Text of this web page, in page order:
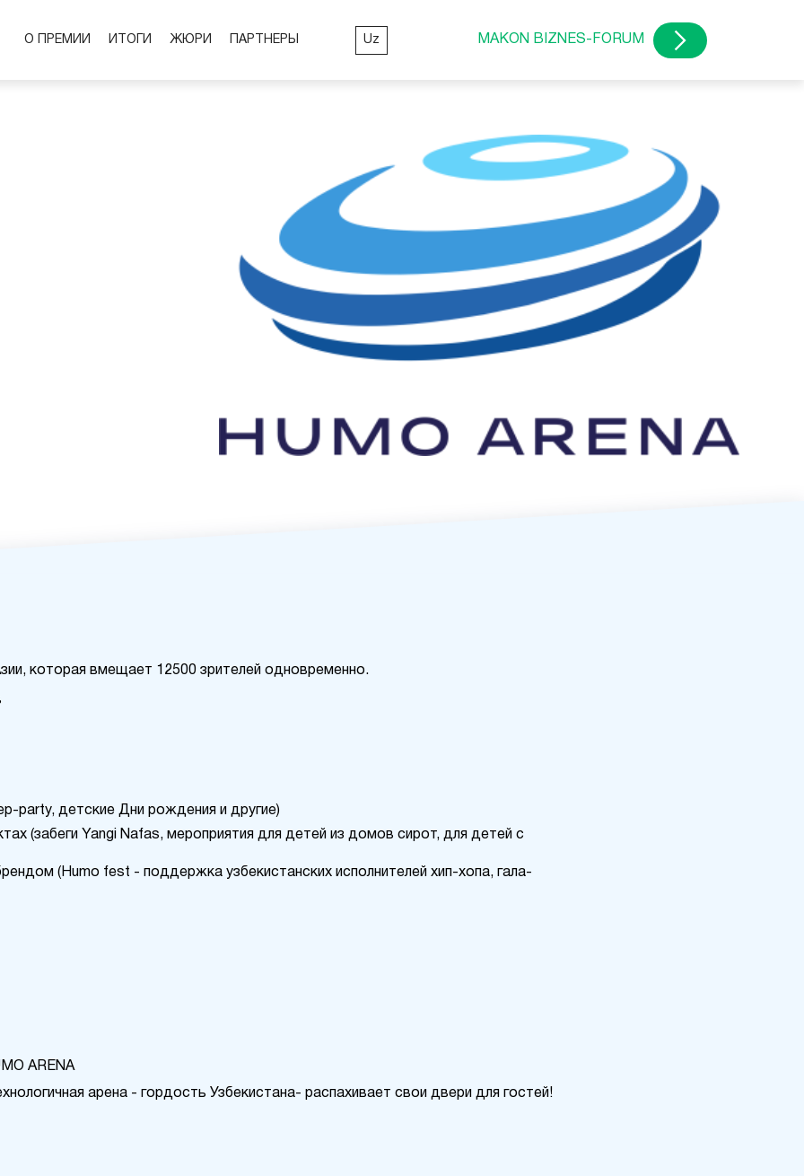
О ПРЕМИИ ИТОГИ ЖЮРИ ПАРТНЕРЫ Uz MAKON BIZNES-FORUM
которая вмещает 12500 зрителей одновременно.
party, детские Дни рождения и другие)
(забеги Yangi Nafas, мероприятия для детей из домов сирот, для детей с
(Humo fest - поддержка узбекистанских исполнителей хип-хопа, гала-
ARENA
арена - гордость Узбекистана- распахивает свои двери для гостей!